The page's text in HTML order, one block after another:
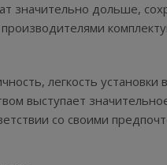
значительно дольше,
легкость
выступает
со своими